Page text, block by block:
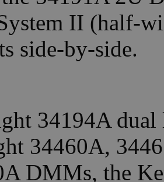
II (half-
side-by-side.
34194A
34460A,
DMMs, the